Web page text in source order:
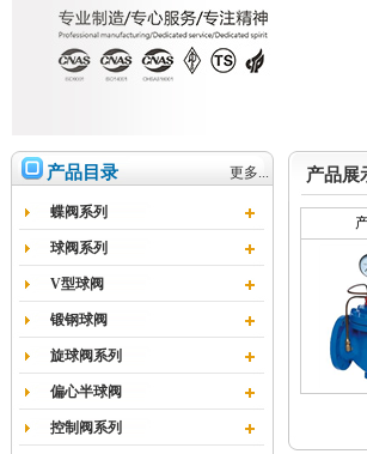
产品目录 更多...
蝶阀系列
球阀系列
V型球阀
锻钢球阀
旋球阀系列
偏心半球阀
控制阀系列
产品展